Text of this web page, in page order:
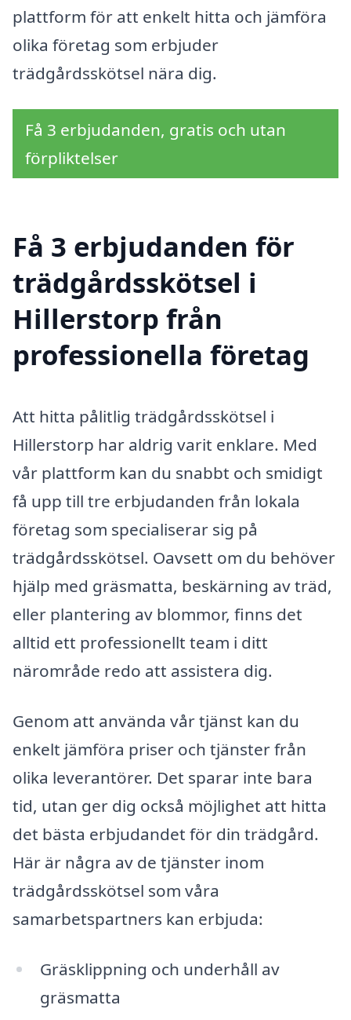
plattform för att enkelt hitta och jämföra
olika företag som erbjuder
trädgårdsskötsel nära dig.
Få 3 erbjudanden, gratis och utan
förpliktelser
Få 3 erbjudanden för
trädgårdsskötsel i
Hillerstorp från
professionella företag
Att hitta pålitlig trädgårdsskötsel i
Hillerstorp har aldrig varit enklare. Med
vår plattform kan du snabbt och smidigt
få upp till tre erbjudanden från lokala
företag som specialiserar sig på
trädgårdsskötsel. Oavsett om du behöver
hjälp med gräsmatta, beskärning av träd,
eller plantering av blommor, finns det
alltid ett professionellt team i ditt
närområde redo att assistera dig.
Genom att använda vår tjänst kan du
enkelt jämföra priser och tjänster från
olika leverantörer. Det sparar inte bara
tid, utan ger dig också möjlighet att hitta
det bästa erbjudandet för din trädgård.
Här är några av de tjänster inom
trädgårdsskötsel som våra
samarbetspartners kan erbjuda:
Gräsklippning och underhåll av
gräsmatta